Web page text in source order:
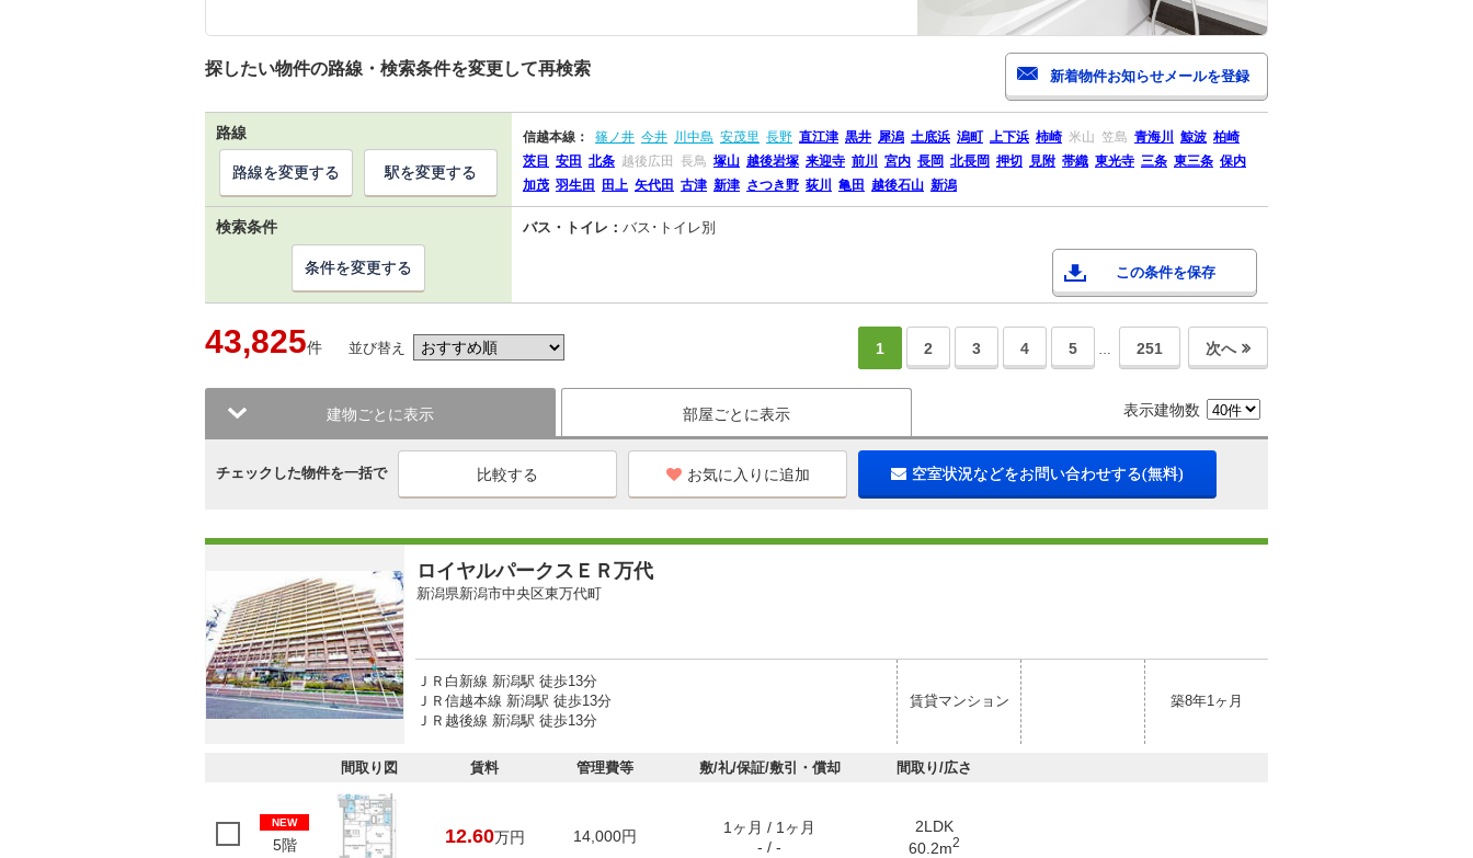
探したい物件の路線・検索条件を変更して再検索
路線 信越本線： 篠ノ井 今井 川中島 安茂里 長野 直江津 黒井 犀潟 土底浜 潟町 上下浜 柿崎 米山 笠島 青海川 鯨波 柏崎
茨目
安田 北条 越後広田 長鳥 塚山 越後岩塚 来迎寺 前川 宮内 長岡 北長岡 押切 見附 帯織 東光寺 三条 東三条 保内
加茂 羽生田 田上 矢代田 古津 新津 さつき野 荻川 亀田 越後石山 新潟
路線を変更する 駅を変更する
検索条件 バス・トイレ： バス･トイレ別
この条件を保存
条件を変更する
43,825件 並び替え 1 2 3 4 5 … 251 次へ
建物ごとに表示 部屋ごとに表示 表示建物数
チェックした物件を一括で お気に入りに追加 空室状況などをお問い合わせする(無料)
ロイヤルパークスＥＲ万代
新潟県新潟市中央区東万代町
ＪＲ白新線 新潟駅 徒歩13分
ＪＲ信越本線 新潟駅 徒歩13分
ＪＲ越後線 新潟駅 徒歩13分
賃貸マンション 築8年1ヶ月
間取り図 賃料 管理費等 敷/礼/保証/敷引・償却 間取り/広さ
NEW
5階 12.60万円 14,000円
1ヶ月 / 1ヶ月
- / -
2LDK
60.2m2